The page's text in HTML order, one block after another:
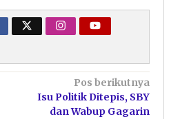
Pos berikutnya
Isu Politik Ditepis, SBY
dan Wabup Gagarin